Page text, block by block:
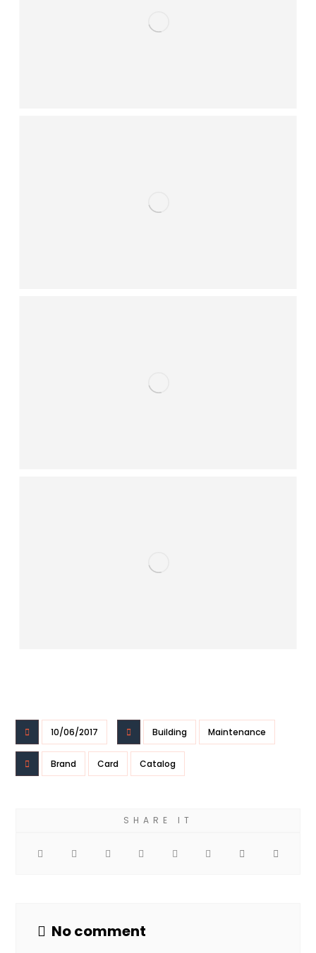
10/06/2017 Building Maintenance
Brand Card Catalog
No comment